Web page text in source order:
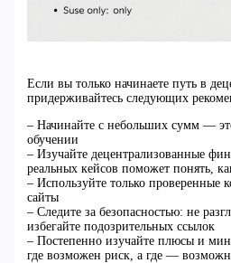
Если вы только начинаете путь в
придерживайтесь следующих
– Начинайте с небольших сумм —
обучении
– Изучайте децентрализованные
реальных кейсов поможет понять,
– Используйте только проверенные
сайты
– Следите за безопасностью: не
избегайте подозрительных ссылок
– Постепенно изучайте плюсы и
где возможен риск, а где —